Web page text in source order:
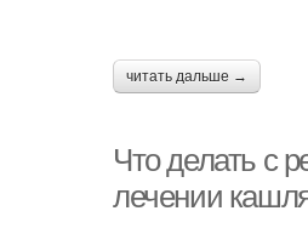
читать дальше →
Что делать с
лечении